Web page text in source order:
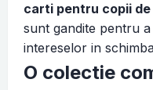
carti pentru copii de
sunt gandite pentru
intereselor in
O colectie